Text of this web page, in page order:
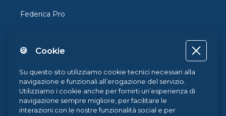
Federica Pro
Federica Coursera
Accessibilità
Privacy
Termini e Condizioni
🍪 Cookie
Su questo sito utilizziamo cookie tecnici necessari alla
navigazione e funzionali all’erogazione del servizio.
Utilizziamo i cookie anche per fornirti un’esperienza di
navigazione sempre migliore, per facilitare le
interazioni con le nostre funzionalità social e per